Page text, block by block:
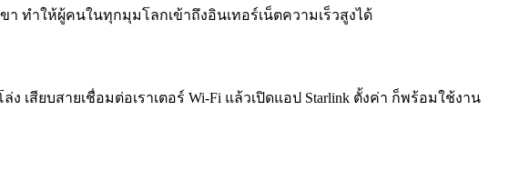
ทำให้ผู้คนในทุกมุมโลกเข้าถึงอินเทอร์เน็ตความเร็วสูงได้
เสียบสายเชื่อมต่อเราเตอร์ Wi-Fi แล้วเปิดแอป Starlink ตั้งค่า ก็พร้อมใช้งาน